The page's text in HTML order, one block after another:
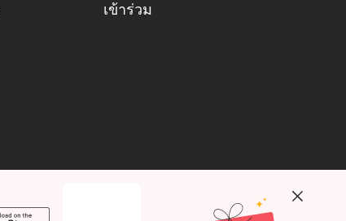
เข้าร่วม